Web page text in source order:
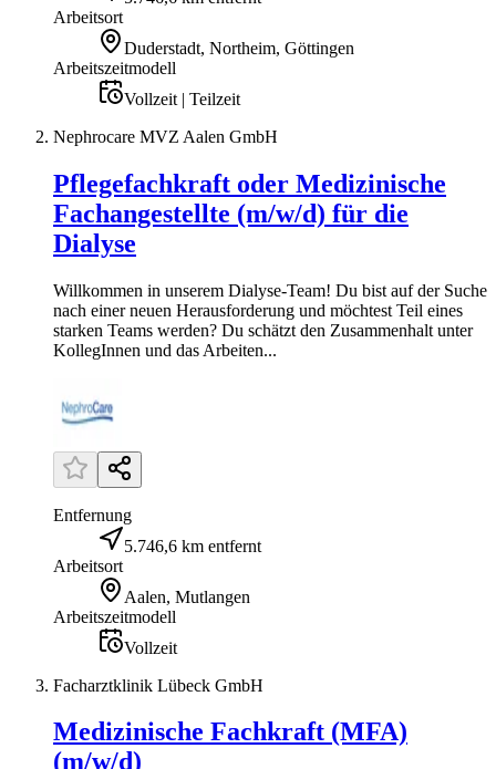
Arbeitsort
Duderstadt, Northeim, Göttingen
Arbeitszeitmodell
Vollzeit | Teilzeit
Nephrocare MVZ Aalen GmbH
Pflegefachkraft oder Medizinische
Fachangestellte (m/w/d) für die
Dialyse
Willkommen in unserem Dialyse-Team! Du bist auf der Suche
nach einer neuen Herausforderung und möchtest Teil eines
starken Teams werden? Du schätzt den Zusammenhalt unter
KollegInnen und das Arbeiten...
Entfernung
5.746,6 km entfernt
Arbeitsort
Aalen, Mutlangen
Arbeitszeitmodell
Vollzeit
Facharztklinik Lübeck GmbH
Medizinische Fachkraft (MFA)
(m/w/d)